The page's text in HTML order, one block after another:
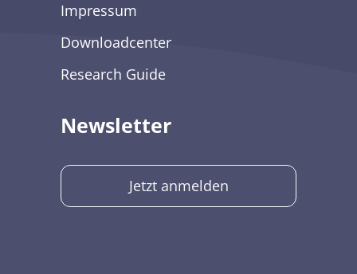
Impressum
Downloadcenter
Research Guide
Newsletter
Jetzt anmelden